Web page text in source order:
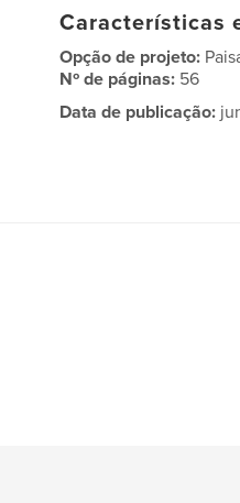
Características
Opção de projeto:
Nº de páginas: 56
Data de publicação: